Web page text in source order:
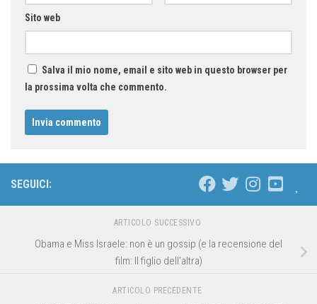
Sito web
Salva il mio nome, email e sito web in questo browser per
la prossima volta che commento.
SEGUICI:
ARTICOLO SUCCESSIVO
Obama e Miss Israele: non è un gossip (e la recensione del
film: Il figlio dell’altra)
ARTICOLO PRECEDENTE